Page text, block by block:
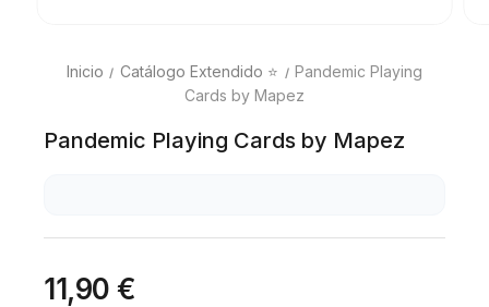
Inicio Catálogo Extendido ⭐
Pandemic Playing
Cards by Mapez
Pandemic Playing Cards by Mapez
11,90 €